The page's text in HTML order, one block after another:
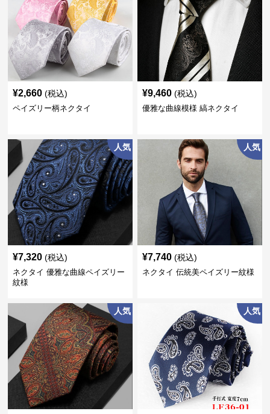
¥2,660 (税込)
ペイズリー柄ネクタイ
¥9,460 (税込)
優雅な曲線模様 縞ネクタイ
人気
¥7,320 (税込)
ネクタイ 優雅な曲線ペイズリー
紋様
人気
¥7,740 (税込)
ネクタイ 伝統美ペイズリー紋様
人気 人気